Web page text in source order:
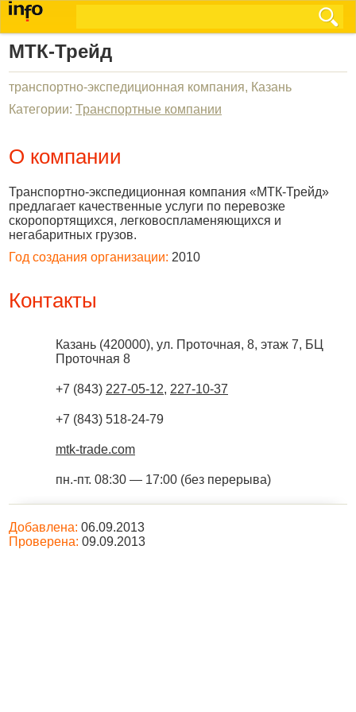
МТК-Трейд
транспортно-экспедиционная компания, Казань
Категории: Транспортные компании
О компании
Транспортно-экспедиционная компания «МТК-Трейд»
предлагает качественные услуги по перевозке
скоропортящихся, легковоспламеняющихся и
негабаритных грузов.
Год создания организации: 2010
Контакты
Казань (420000), ул. Проточная, 8, этаж 7, БЦ
Проточная 8
+7 (843) 227-05-12, 227-10-37
+7 (843) 518-24-79
mtk-trade.com
пн.-пт. 08:30 — 17:00 (без перерыва)
Добавлена: 06.09.2013
Проверена: 09.09.2013